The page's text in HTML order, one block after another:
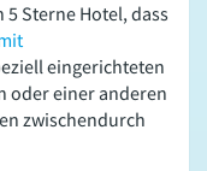
5 Sterne Hotel, dass
eingerichteten
oder einer anderen
zwischendurch